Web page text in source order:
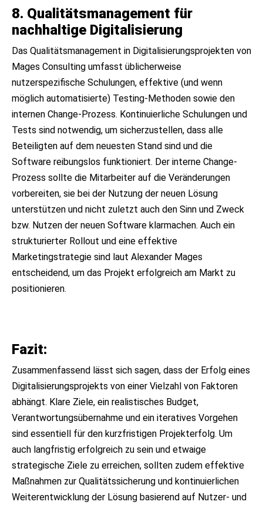
8. Qualitätsmanagement für
nachhaltige Digitalisierung
Das Qualitätsmanagement in Digitalisierungsprojekten von
Mages Consulting umfasst üblicherweise
nutzerspezifische Schulungen, effektive (und wenn
möglich automatisierte) Testing-Methoden sowie den
internen Change-Prozess. Kontinuierliche Schulungen und
Tests sind notwendig, um sicherzustellen, dass alle
Beteiligten auf dem neuesten Stand sind und die
Software reibungslos funktioniert. Der interne Change-
Prozess sollte die Mitarbeiter auf die Veränderungen
vorbereiten, sie bei der Nutzung der neuen Lösung
unterstützen und nicht zuletzt auch den Sinn und Zweck
bzw. Nutzen der neuen Software klarmachen. Auch ein
strukturierter Rollout und eine effektive
Marketingstrategie sind laut Alexander Mages
entscheidend, um das Projekt erfolgreich am Markt zu
positionieren.
Fazit:
Zusammenfassend lässt sich sagen, dass der Erfolg eines
Digitalisierungsprojekts von einer Vielzahl von Faktoren
abhängt. Klare Ziele, ein realistisches Budget,
Verantwortungsübernahme und ein iteratives Vorgehen
sind essentiell für den kurzfristigen Projekterfolg. Um
auch langfristig erfolgreich zu sein und etwaige
strategische Ziele zu erreichen, sollten zudem effektive
Maßnahmen zur Qualitätssicherung und kontinuierlichen
Weiterentwicklung der Lösung basierend auf Nutzer- und